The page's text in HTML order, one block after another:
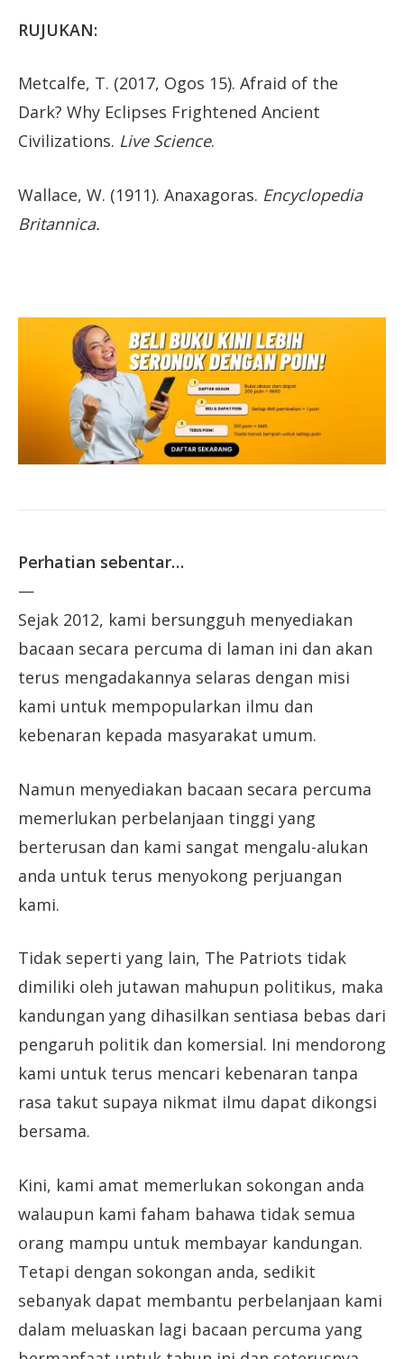
RUJUKAN:
Metcalfe, T. (2017, Ogos 15). Afraid of the
Dark? Why Eclipses Frightened Ancient
Civilizations. Live Science.
Wallace, W. (1911). Anaxagoras. Encyclopedia
Britannica.
Perhatian sebentar…
—
Sejak 2012, kami bersungguh menyediakan
bacaan secara percuma di laman ini dan akan
terus mengadakannya selaras dengan misi
kami untuk mempopularkan ilmu dan
kebenaran kepada masyarakat umum.
Namun menyediakan bacaan secara percuma
memerlukan perbelanjaan tinggi yang
berterusan dan kami sangat mengalu-alukan
anda untuk terus menyokong perjuangan
kami.
Tidak seperti yang lain, The Patriots tidak
dimiliki oleh jutawan mahupun politikus, maka
kandungan yang dihasilkan sentiasa bebas dari
pengaruh politik dan komersial. Ini mendorong
kami untuk terus mencari kebenaran tanpa
rasa takut supaya nikmat ilmu dapat dikongsi
bersama.
Kini, kami amat memerlukan sokongan anda
walaupun kami faham bahawa tidak semua
orang mampu untuk membayar kandungan.
Tetapi dengan sokongan anda, sedikit
sebanyak dapat membantu perbelanjaan kami
dalam meluaskan lagi bacaan percuma yang